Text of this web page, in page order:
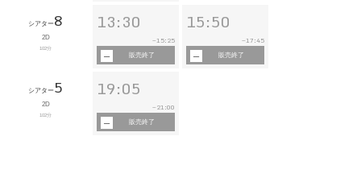
シアター8
2D
102分
13:30
~15:25
販売終了
15:50
~17:45
販売終了
シアター5
2D
102分
19:05
~ 21:00
販売終了